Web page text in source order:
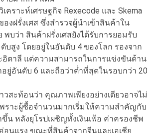
คราะห์เศรษฐกิจ Rexecode และ Skema
องฝรั่งเศส ซึ่งสำรวจผู้นำเข้าสินค้าใน
พบว่า สินค้าฝรั่งเศสยังได้รับการยอมรับ
สูง โดยอยู่ในอันดับ 4 ของโลก รองจาก
ตาลี แต่ความสามารถในการแข่งขันด้าน
ยู่อันดับ 6 และถือว่าต่ำที่สุดในรอบกว่า 20
สะท้อนว่า คุณภาพเพียงอย่างเดียวอาจไม่
พราะผู้ซื้อจำนวนมากเริ่มให้ความสำคัญกับ
น หลังยุโรปเผชิญทั้งเงินเฟ้อ ค่าครองชีพ
อนแรง ขณะที่สินค้าจากจีนและเอเชีย